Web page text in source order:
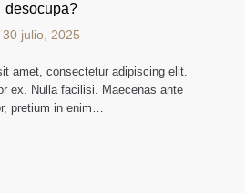
desocupa?
30 julio, 2025
amet, consectetur adipiscing elit.
ex. Nulla facilisi. Maecenas ante
pretium in enim…